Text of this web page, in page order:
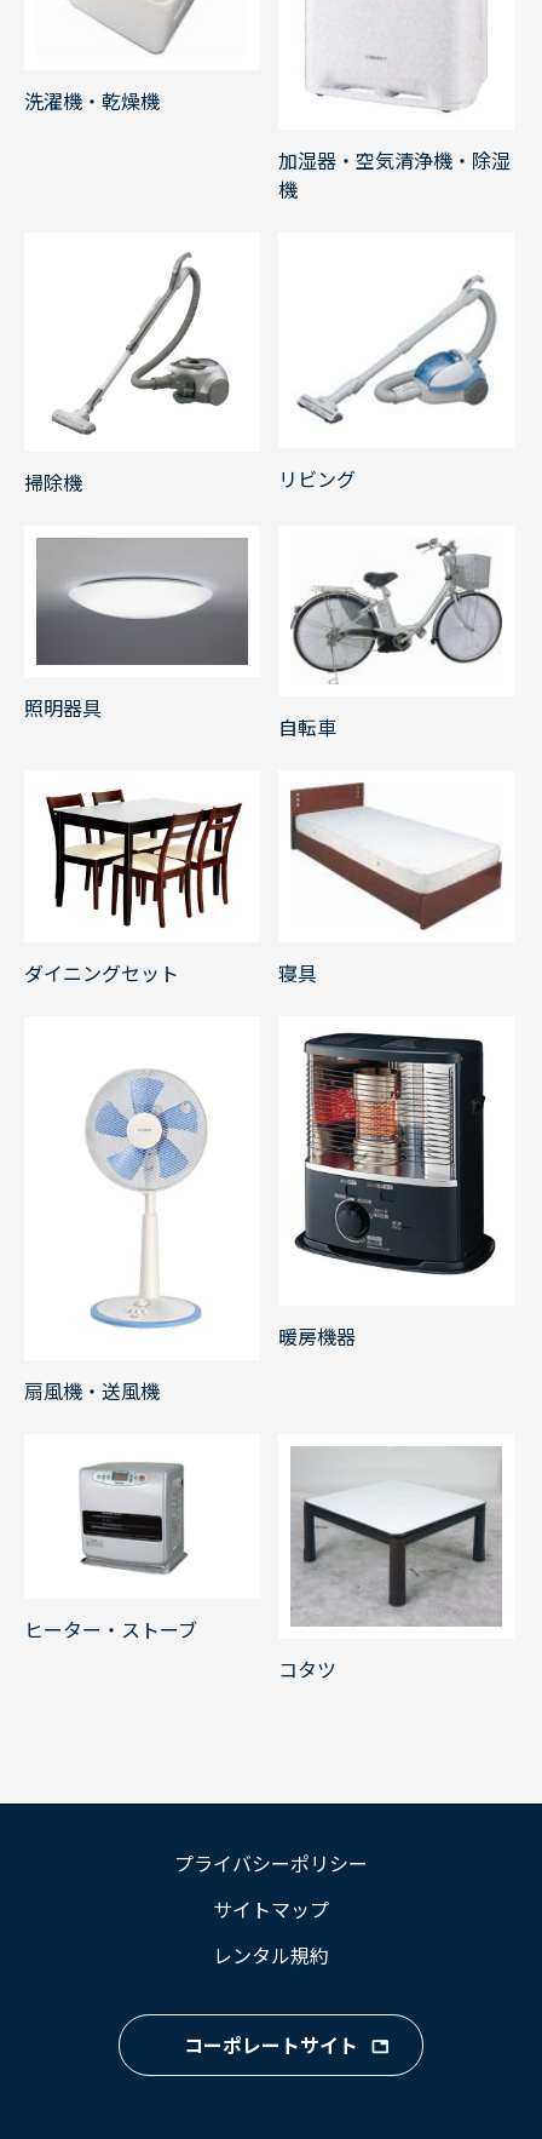
洗濯機・乾燥機
加湿器・空気清浄機・除湿
機
掃除機 リビング
照明器具
自転車
ダイニングセット 寝具
扇風機・送風機
暖房機器
ヒーター・ストーブ
コタツ
プライバシーポリシー
サイトマップ
レンタル規約
コーポレートサイト